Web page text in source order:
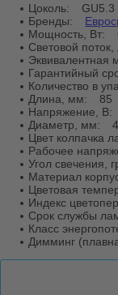
Цоколь:
GU5.3
Бренды:
Мощность, Вт:
Световой поток,
Эквивалентная
Гарантийный
Количество в
Длина, мм:
85
Напряжение, В:
Диаметр, мм:
Цвет колпачка
Рабочее
Угол свечения,
Материал
Цветовая
Индекс
Срок службы
Класс
Димминг